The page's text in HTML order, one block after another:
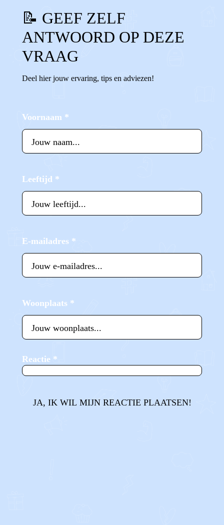
📝 GEEF ZELF
ANTWOORD OP DEZE
VRAAG
Deel hier jouw ervaring, tips en adviezen!
Voornaam *
Leeftijd *
E-mailadres *
Woonplaats *
Reactie *
JA, IK WIL MIJN REACTIE PLAATSEN!